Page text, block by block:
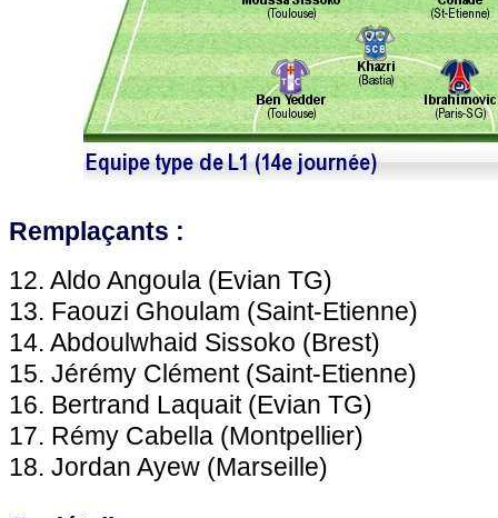
Remplaçants :
12. Aldo Angoula (Evian TG)
13. Faouzi Ghoulam (Saint-Etienne)
14. Abdoulwhaid Sissoko (Brest)
15. Jérémy Clément (Saint-Etienne)
16. Bertrand Laquait (Evian TG)
17. Rémy Cabella (Montpellier)
18. Jordan Ayew (Marseille)